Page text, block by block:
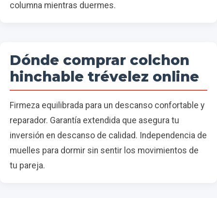
columna mientras duermes.
Dónde comprar colchon
hinchable trévelez online
Firmeza equilibrada para un descanso confortable y
reparador. Garantía extendida que asegura tu
inversión en descanso de calidad. Independencia de
muelles para dormir sin sentir los movimientos de
tu pareja.